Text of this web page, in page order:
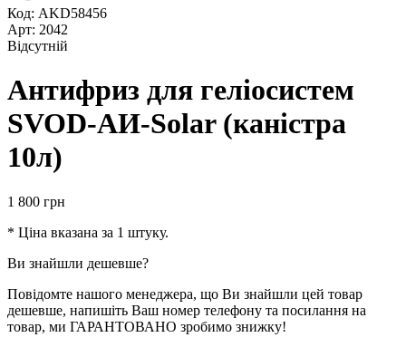
Код: AKD58456
Арт: 2042
Відсутній
Антифриз для геліосистем
SVOD-АИ-Solar (каністра
10л)
1 800 грн
* Ціна вказана за 1 штуку.
Ви знайшли дешевше?
Повідомте нашого менеджера, що Ви знайшли цей товар
дешевше, напишіть Ваш номер телефону та посилання на
товар, ми ГАРАНТОВАНО зробимо знижку!